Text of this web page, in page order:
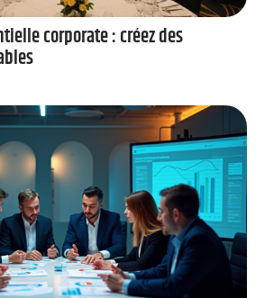
corporate : créez des